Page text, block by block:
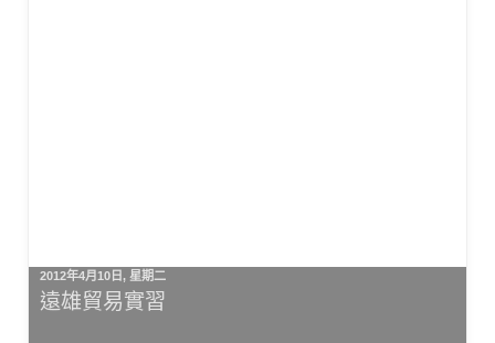
2012年4月10日, 星期二
遠雄貿易實習